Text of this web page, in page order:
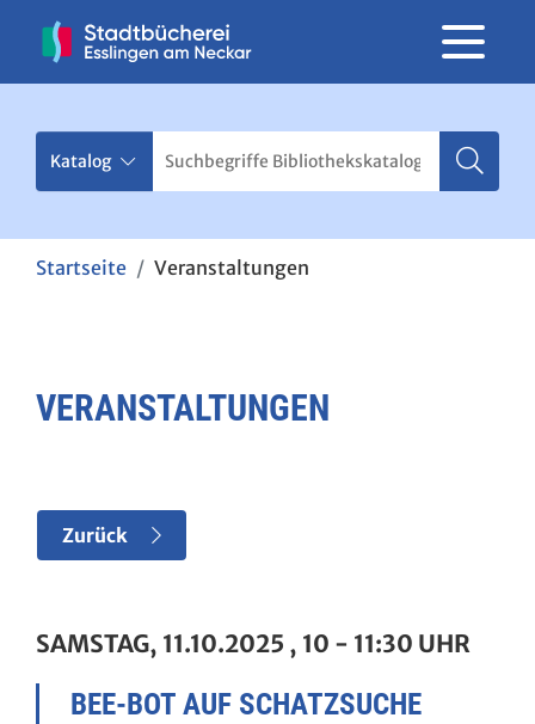
Startseite Veranstaltungen
VERANSTALTUNGEN
Zurück
SAMSTAG, 11.10.2025 , 10 - 11:30 UHR
BEE-BOT AUF SCHATZSUCHE